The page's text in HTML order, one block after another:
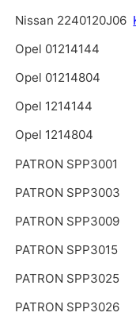
Nissan 2240120J06
Opel 01214144
Opel 01214804
Opel 1214144
Opel 1214804
PATRON SPP3001
PATRON SPP3003
PATRON SPP3009
PATRON SPP3015
PATRON SPP3025
PATRON SPP3026